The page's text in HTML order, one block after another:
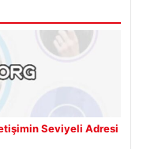
Seviyeli Adresi